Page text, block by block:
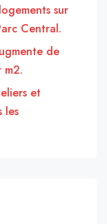
sur
Central.
de
et
les